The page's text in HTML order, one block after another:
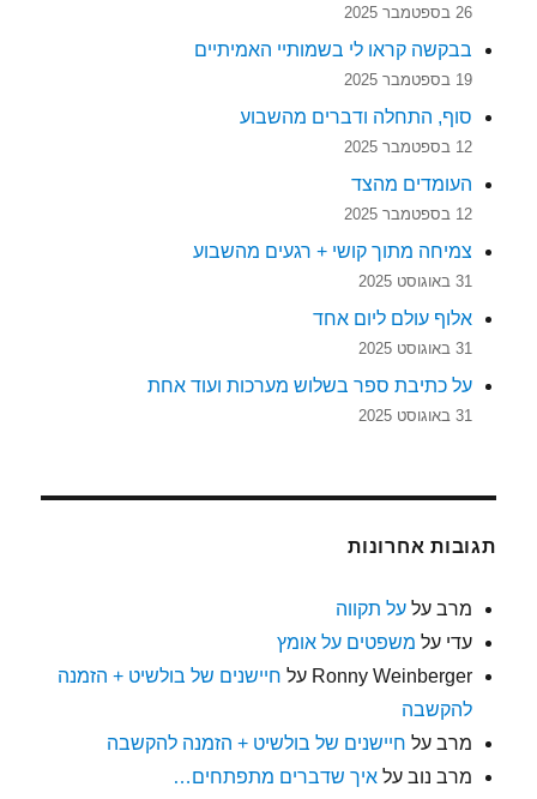
26 בספטמבר 2025
בבקשה קראו לי בשמותיי האמיתיים
19 בספטמבר 2025
סוף, התחלה ודברים מהשבוע
12 בספטמבר 2025
העומדים מהצד
12 בספטמבר 2025
צמיחה מתוך קושי + רגעים מהשבוע
31 באוגוסט 2025
אלוף עולם ליום אחד
31 באוגוסט 2025
על כתיבת ספר בשלוש מערכות ועוד אחת
31 באוגוסט 2025
תגובות אחרונות
מרב עלעל תקווה
עדי על משפטים על אומץ
Ronny Weinberger על חיישנים של בולשיט + הזמנה
להקשבה
מרב על חיישנים של בולשיט + הזמנה להקשבה
מרב נוב עלאיך שדברים מתפתחים…